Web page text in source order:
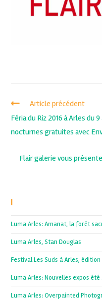
Article précédent
Féria du Riz 2016 à Arles du
nocturnes gratuites avec
Flair galerie vous
Luma Arles: Amanat, la forêt
Luma Arles, Stan Douglas
Festival Les Suds à Arles, édition
Luma Arles: Nouvelles expos été
Luma Arles: Overpainted